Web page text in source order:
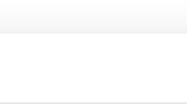
oraz z
Konsultant Insights
administracji